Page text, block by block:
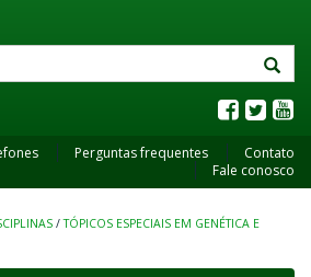
Perguntas frequentes
Contato
Fale conosco
/ TÓPICOS ESPECIAIS EM GENÉTICA E